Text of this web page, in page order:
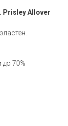
Prisley Allover
до 70%